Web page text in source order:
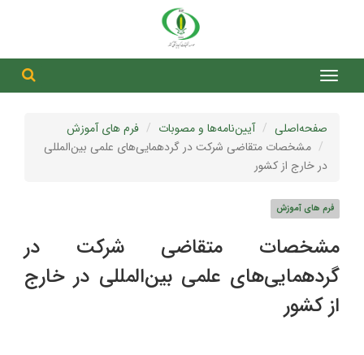
صفحه‌اصلی آیین‌نامه‌ها و مصوبات
فرم های آموزش
مشخصات متقاضی شرکت در گردهمایی‌های علمی بین‌المللی
در خارج از کشور
فرم های آموزش
مشخصات متقاضی شرکت در
گردهمایی‌های علمی بین‌المللی در خارج
از کشور